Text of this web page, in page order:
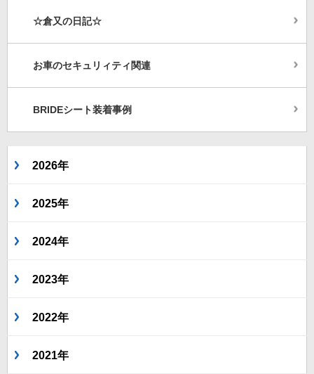
☆倉又の日記☆
お車のセキュリィティ関連
BRIDEシート装着事例
2026年
2025年
2024年
2023年
2022年
2021年